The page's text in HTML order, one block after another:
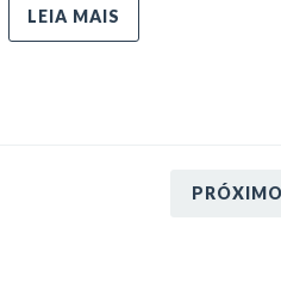
LEIA MAIS
PRÓXIMO